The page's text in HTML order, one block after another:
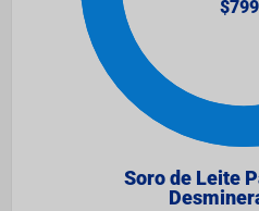
Soro de Leite